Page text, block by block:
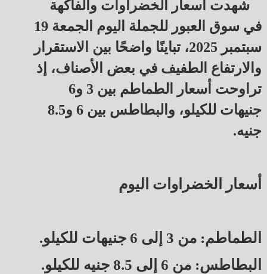
شهدت أسعار الخضراوات والفاكهة
في سوق العبور للجملة اليوم الجمعة 19
سبتمبر 2025، تباينًا واضحًا بين الاستقرار
والارتفاع الطفيف في بعض الأصناف، إذ
تراوحت أسعار الطماطم بين 3 و6
جنيهات للكيلو، والبطاطس بين 6 و8.5
جنيه.
أسعار الخضراوات اليوم
الطماطم: من 3 إلى 6 جنيهات للكيلو.
البطاطس: من 6 إلى 8.5 جنيه للكيلو.